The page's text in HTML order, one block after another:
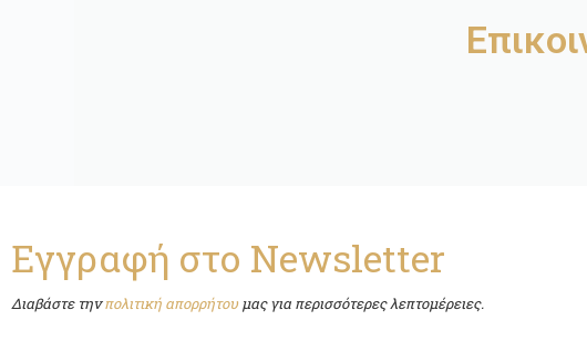
Εγγραφή στο Newsletter
Διαβάστε τηνπολιτική απορρήτουμας για περισσότερες λεπτομέρειες.